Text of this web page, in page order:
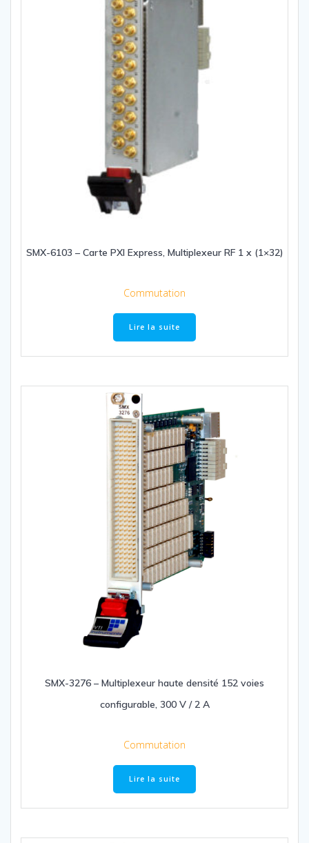
SMX-6103 – Carte PXI Express, Multiplexeur RF 1 x (1×32)
Commutation
Lire la suite
SMX-3276 – Multiplexeur haute densité 152 voies
configurable, 300 V / 2 A
Commutation
Lire la suite